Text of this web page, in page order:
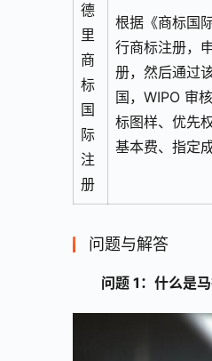
德
里
商
标
国
际
注
册
根据《商标国
行商标注册，
册，然后通过
国，WIPO 审
标图样、优先
基本费、指定
问题与解答
问题 1：什么是